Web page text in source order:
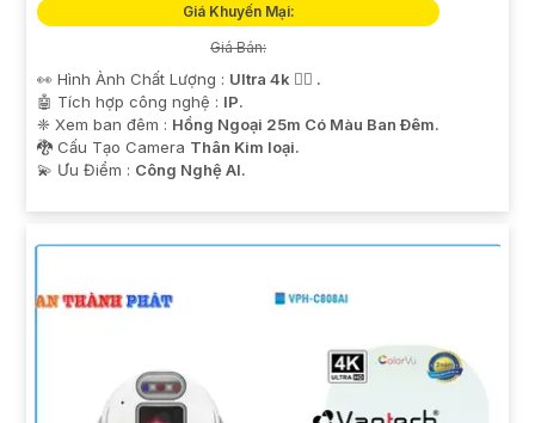
Giá Khuyến Mại:
Giá Bán:
👀 Hình Ành Chất Lượng : Ultra 4k 👍🏾 .
🤖️ Tích hợp công nghệ : IP.
❈ Xem ban đêm : Hồng Ngoại 25m Có Màu Ban Ðêm.
🐉️ Cấu Tạo Camera Thân Kim loại.
️💫 Ưu Điểm : Công Nghệ AI.